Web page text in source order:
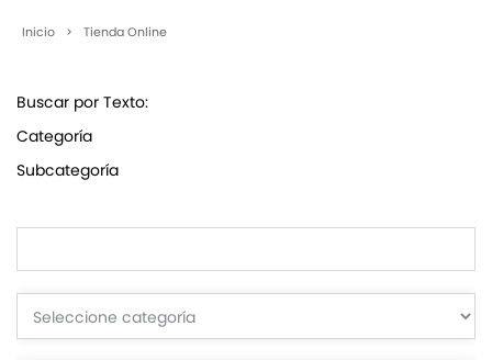
Inicio > Tienda Online
Buscar por Texto:
Categoría
Subcategoría